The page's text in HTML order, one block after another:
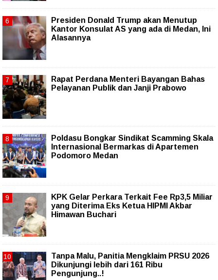
Presiden Donald Trump akan Menutup
Kantor Konsulat AS yang ada di Medan, Ini
Alasannya
Rapat Perdana Menteri Bayangan Bahas
Pelayanan Publik dan Janji Prabowo
Poldasu Bongkar Sindikat Scamming Skala
Internasional Bermarkas di Apartemen
Podomoro Medan
KPK Gelar Perkara Terkait Fee Rp3,5 Miliar
yang Diterima Eks Ketua HIPMI Akbar
Himawan Buchari
Tanpa Malu, Panitia Mengklaim PRSU 2026
Dikunjungi lebih dari 161 Ribu
Pengunjung..!